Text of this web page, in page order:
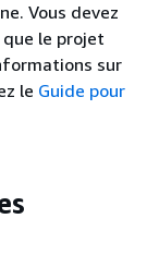
Vous devez
le projet
sur
le Guide pour